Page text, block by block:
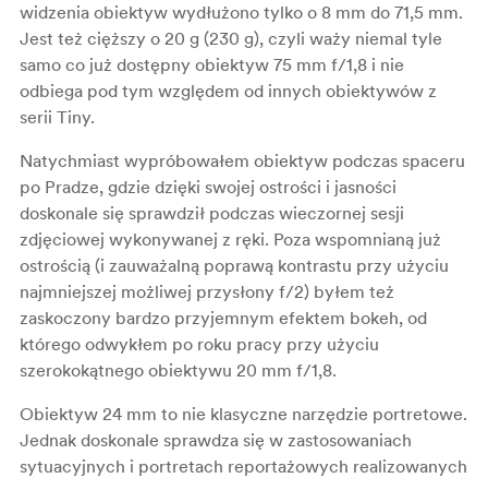
widzenia obiektyw wydłużono tylko o 8 mm do 71,5 mm.
Jest też cięższy o 20 g (230 g), czyli waży niemal tyle
samo co już dostępny obiektyw 75 mm f/1,8 i nie
odbiega pod tym względem od innych obiektywów z
serii Tiny.
Natychmiast wypróbowałem obiektyw podczas spaceru
po Pradze, gdzie dzięki swojej ostrości i jasności
doskonale się sprawdził podczas wieczornej sesji
zdjęciowej wykonywanej z ręki. Poza wspomnianą już
ostrością (i zauważalną poprawą kontrastu przy użyciu
najmniejszej możliwej przysłony f/2) byłem też
zaskoczony bardzo przyjemnym efektem bokeh, od
którego odwykłem po roku pracy przy użyciu
szerokokątnego obiektywu 20 mm f/1,8.
Obiektyw 24 mm to nie klasyczne narzędzie portretowe.
Jednak doskonale sprawdza się w zastosowaniach
sytuacyjnych i portretach reportażowych realizowanych